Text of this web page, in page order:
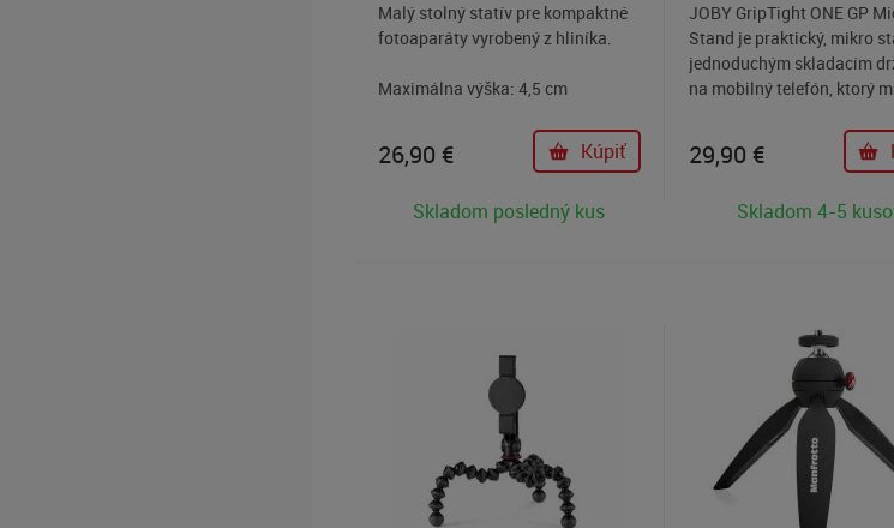
Malý stolný statív pre kompaktné
fotoaparáty vyrobený z hliníka.
Maximálna výška: 4,5 cm
Max. nosnosť: 2 kg
26,90 € Kúpiť
Skladom posledný kus
JOBY GripTight ONE GP
Stand je praktický, mikro
jednoduchým skladacím
na mobilný telefón, ktorý
rozmery. Micro statív,
pomôže stabilizovať mobil
kedykoľvek a kdekoľvek zo
29,90 €
Skladom 4-5